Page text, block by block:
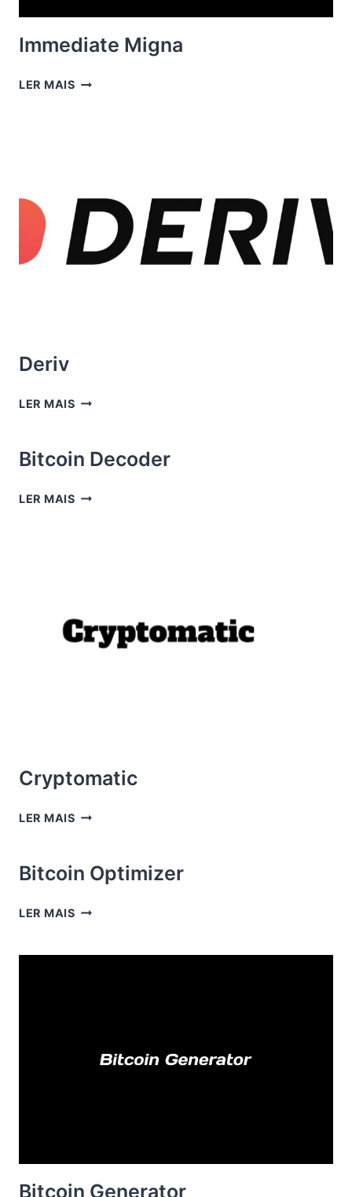
Immediate Migna
LER MAISIMMEDIATE
Deriv
LER MAISDERIV
Bitcoin Decoder
LER MAISBITCOIN
Cryptomatic
LER MAISCRYPTOMATIC
Bitcoin Optimizer
LER MAISBITCOIN
Bitcoin Generator